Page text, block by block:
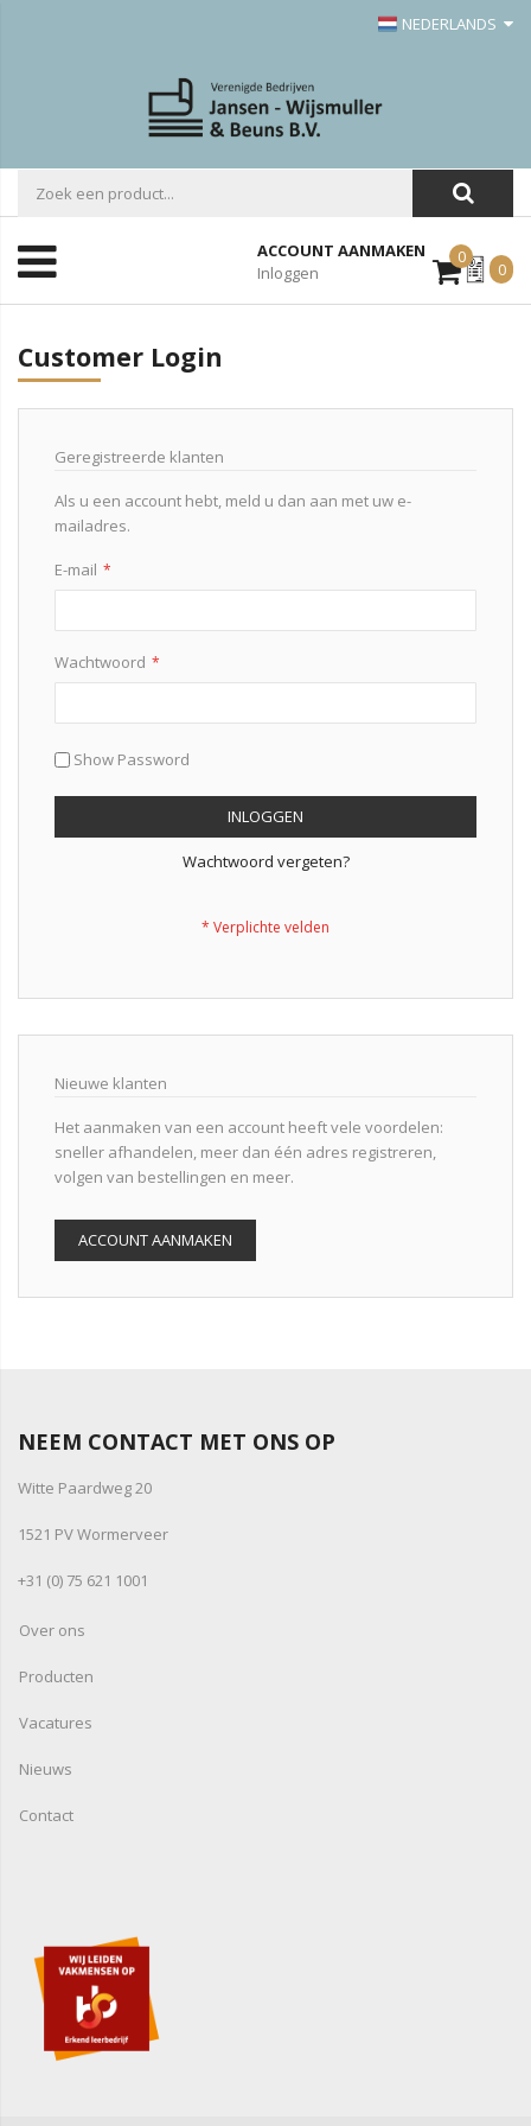
NEDERLANDS
ACCOUNT AANMAKEN
Inloggen
0Mijn
Offerte
0
Customer Login
Geregistreerde klanten
Als u een account hebt, meld u dan aan met uw e-
mailadres.
E-mail
Wachtwoord
Show Password
INLOGGEN
Wachtwoord vergeten?
Nieuwe klanten
Het aanmaken van een account heeft vele voordelen:
sneller afhandelen, meer dan één adres registreren,
volgen van bestellingen en meer.
ACCOUNT AANMAKEN
NEEM CONTACT MET ONS OP
Witte Paardweg 20
1521 PV Wormerveer
+31 (0) 75 621 1001
Over ons
Producten
Vacatures
Nieuws
Contact